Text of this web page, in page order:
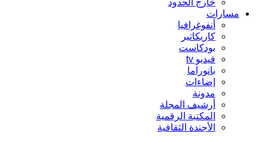
مسارات
أنفوغرافيا
كاريكاتير
بودكاست
فيديو tv
بانوراما
إضاءات
مدونة
أرشيف المجلة
المكتبة الرقمية
الأجندة الثقافية